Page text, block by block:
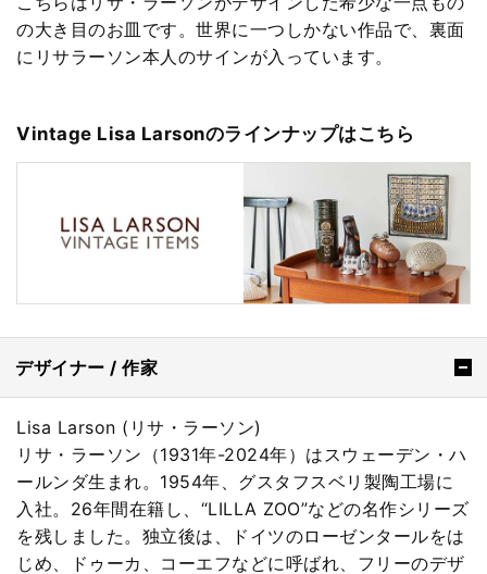
の大き目のお皿です。世界に一つしかない作品で、裏面
にリサラーソン本人のサインが入っています。
Vintage Lisa Larsonのラインナップはこちら
デザイナー / 作家
Lisa Larson (リサ・ラーソン)
リサ・ラーソン（1931年-2024年）はスウェーデン・ハ
ールンダ生まれ。1954年、グスタフスベリ製陶工場に
入社。26年間在籍し、“LILLA ZOO”などの名作シリーズ
を残しました。独立後は、ドイツのローゼンタールをは
じめ、ドゥーカ、コーエフなどに呼ばれ、フリーのデザ